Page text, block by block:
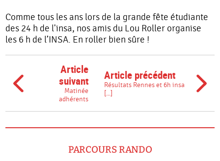
Comme tous les ans lors de la grande fête étudiante
des 24 h de l'insa, nos amis du Lou Roller organise
les 6 h de l’INSA. En roller bien sûre !
Article
suivant
Matinée
adhérents
Article précédent
Résultats Rennes et 6h insa
[...]
PARCOURS RANDO